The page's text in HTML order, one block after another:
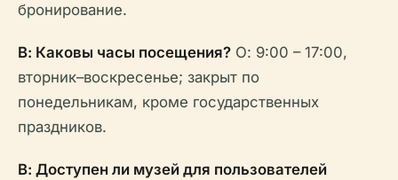
бронирование.
В: Каковы часы посещения? О: 9:00 – 17:00,
вторник–воскресенье; закрыт по
понедельникам, кроме государственных
праздников.
В: Доступен ли музей для пользователей